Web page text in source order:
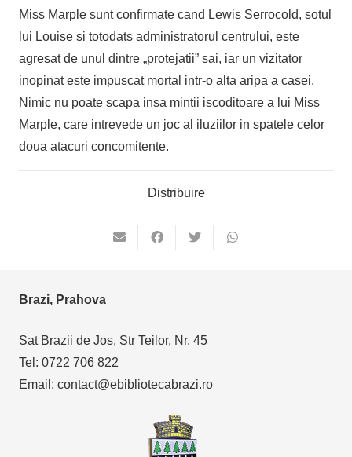
Miss Marple sunt confirmate cand Lewis Serrocold, sotul
lui Louise si totodats administratorul centrului, este
agresat de unul dintre „protejatii” sai, iar un vizitator
inopinat este impuscat mortal intr-o alta aripa a casei.
Nimic nu poate scapa insa mintii iscoditoare a lui Miss
Marple, care intrevede un joc al iluziilor in spatele celor
doua atacuri concomitente.
Distribuire
Brazi, Prahova
Sat Brazii de Jos, Str Teilor, Nr. 45
Tel: 0722 706 822
Email: contact@ebibliotecabrazi.ro